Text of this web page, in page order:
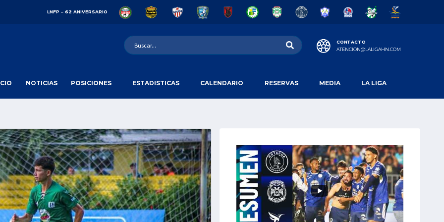
LNFP – 62 ANIVERSARIO
CONTACTO
ATENCION@LALIGAHN.COM
NOTICIAS POSICIONES ESTADISTICAS CALENDARIO RESERVAS MEDIA LA LIGA